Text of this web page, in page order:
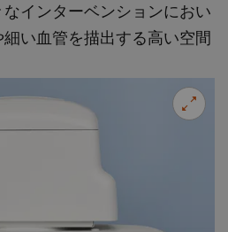
インターベンションにおい
い血管を描出する高い空間